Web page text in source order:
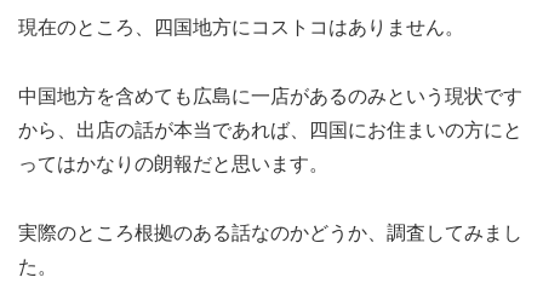
現在のところ、四国地方にコストコはありません。
中国地方を含めても広島に一店があるのみという現状です
から、出店の話が本当であれば、四国にお住まいの方にと
ってはかなりの朗報だと思います。
実際のところ根拠のある話なのかどうか、調査してみまし
た。